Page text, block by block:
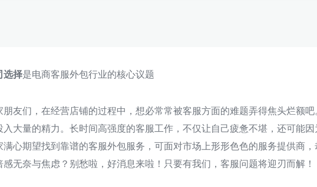
选择是电商客服外包行业的核心议题
朋友们，在经营店铺的过程中，想必常常被客服方面的难题弄得焦头烂额
入大量的精力。长时间高强度的客服工作，不仅让自己疲惫不堪，还可能
满心期望找到靠谱的客服外包服务，可面对市场上形形色色的服务提供商
感无奈与焦虑？别愁啦，好消息来啦！只要有我们，客服问题将迎刃而解！